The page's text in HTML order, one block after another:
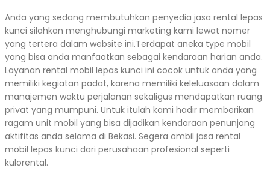
Anda yang sedang membutuhkan penyedia jasa rental lepas
kunci silahkan menghubungi marketing kami lewat nomer
yang tertera dalam website ini.Terdapat aneka type mobil
yang bisa anda manfaatkan sebagai kendaraan harian anda.
Layanan rental mobil lepas kunci ini cocok untuk anda yang
memiliki kegiatan padat, karena memiliki keleluasaan dalam
manajemen waktu perjalanan sekaligus mendapatkan ruang
privat yang mumpuni. Untuk itulah kami hadir memberikan
ragam unit mobil yang bisa dijadikan kendaraan penunjang
aktifitas anda selama di Bekasi. Segera ambil jasa rental
mobil lepas kunci dari perusahaan profesional seperti
kulorental.